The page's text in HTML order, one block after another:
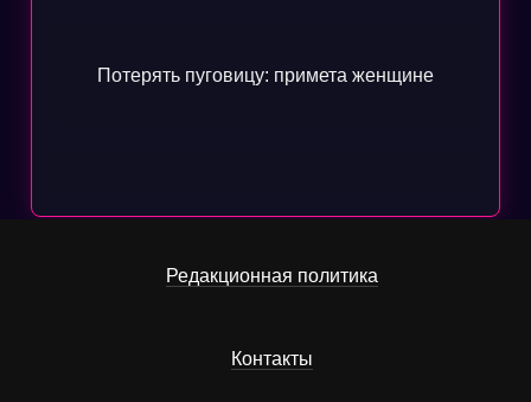
Потерять пуговицу: примета женщине
Редакционная политика
Контакты